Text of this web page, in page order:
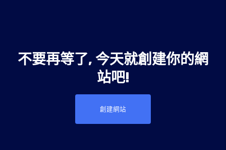
不要再等了, 今天就創建你的網
站吧!
創建網站